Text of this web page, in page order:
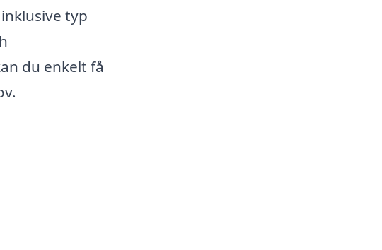
typ
du enkelt få